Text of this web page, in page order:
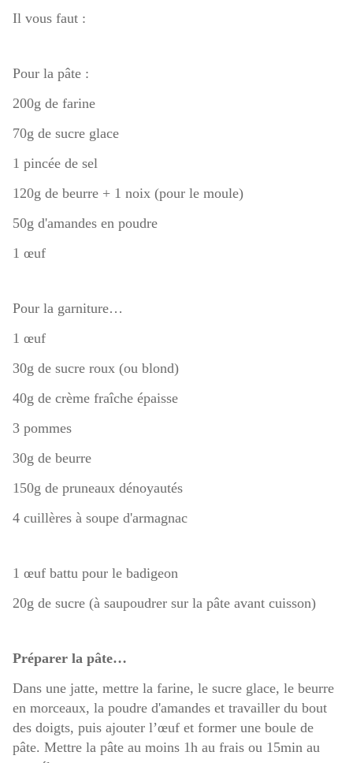
Il vous faut :
Pour la pâte :
200g de farine
70g de sucre glace
1 pincée de sel
120g de beurre + 1 noix (pour le moule)
50g d'amandes en poudre
1 œuf
Pour la garniture…
1 œuf
30g de sucre roux (ou blond)
40g de crème fraîche épaisse
3 pommes
30g de beurre
150g de pruneaux dénoyautés
4 cuillères à soupe d'armagnac
1 œuf battu pour le badigeon
20g de sucre (à saupoudrer sur la pâte avant cuisson)
Préparer la pâte…
Dans une jatte, mettre la farine, le sucre glace, le beurre
en morceaux, la poudre d'amandes et travailler du bout
des doigts, puis ajouter l’œuf et former une boule de
pâte. Mettre la pâte au moins 1h au frais ou 15min au